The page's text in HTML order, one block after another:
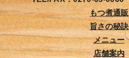
もつ煮通販
旨さの秘訣
メニュー
店舗案内